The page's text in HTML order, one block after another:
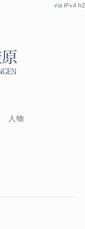
人物
via IPv4 h2